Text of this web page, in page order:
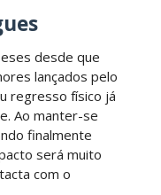
Episode 4 “Necro
desde que
lançados pelo
regresso físico já
Ao manter-se
finalmente
será muito
com o